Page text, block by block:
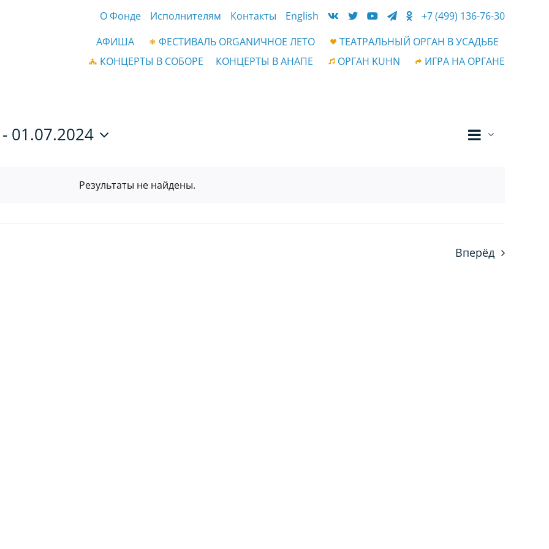
О Фонде Исполнителям Контакты English
+7 (499) 136-76-30
АФИША
ФЕСТИВАЛЬ ORGANИЧНОЕ ЛЕТО
ТЕАТРАЛЬНЫЙ ОРГАН В УСАДЬБЕ
КОНЦЕРТЫ В СОБОРЕ
КОНЦЕРТЫ В АНАПЕ ОРГАН KUHN ИГРА НА ОРГАНЕ
Результаты не найдены.
Список
- 01.07.2024
Вперёд